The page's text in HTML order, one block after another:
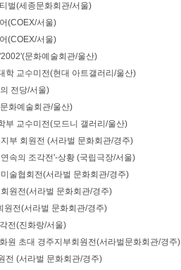
벌(세종문화회관/서울)
(COEX/서울)
(COEX/서울)
문화예술회관/울산)
학 교수미전(현대 아트갤러리/울산)
전당/서울)
화예술회관/울산)
부 교수미전(모드니 갤러리/울산)
부 회원전 (서라벌 문화회관/경주)
속의 조각전'-상황 (국립극장/서울)
술협회전(서라벌 문화회관/경주)
원전(서라벌 문화회관/경주)
원전(서라벌 문화회관/경주)
전(진화랑/서울)
원 초대 경주지부회원전(서라벌문화회관/경주)
전 (서라벌 문화회관/경주)